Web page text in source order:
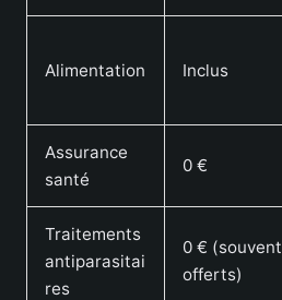
Alimentation Inclus
Assurance
santé
0 €
Traitements
antiparasitai
res
0 € (souvent
offerts)